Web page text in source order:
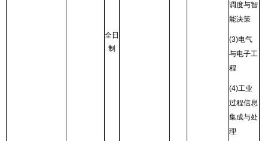
全日
制
调度与智
能决策
(3)电气
与电子工
程
(4)工业
过程信息
集成与处
理